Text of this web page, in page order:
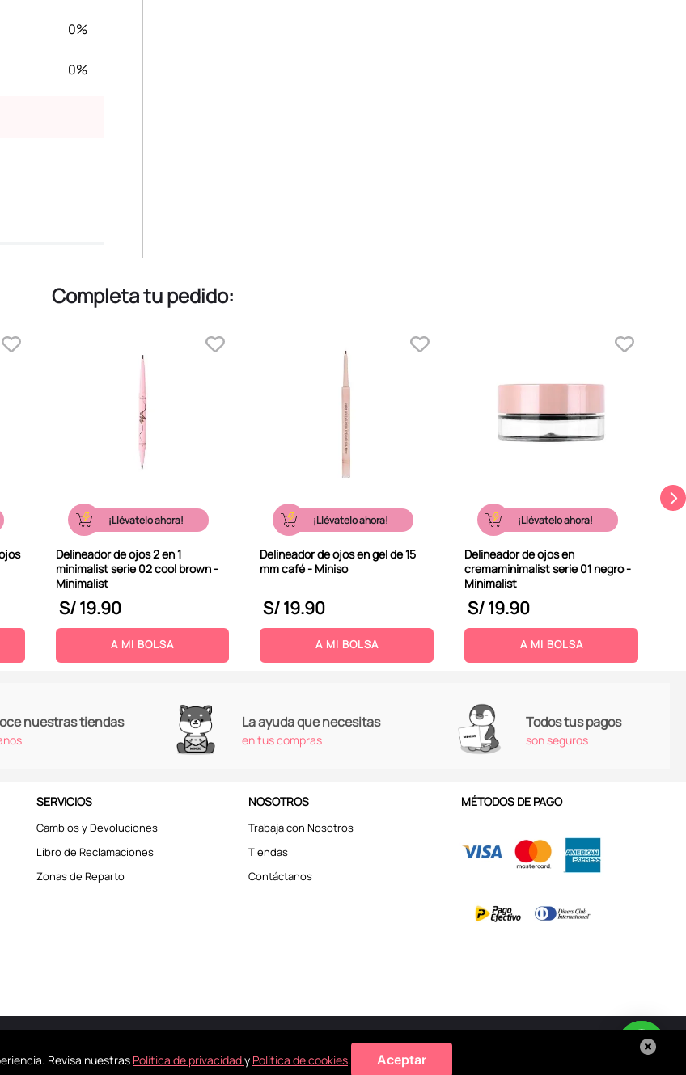
Revisa nuestras Política de privacidady Política de cookies. Aceptar
0%
0%
Completa tu pedido:
¡Llévatelo ahora!
Delineador de ojos 2 en 1
minimalist serie 02 cool brown -
Minimalist
S/19.90
A MI BOLSA
¡Llévatelo ahora!
Delineador de ojos en gel de 15
mm café - Miniso
S/19.90
A MI BOLSA
¡Llévatelo ahora!
Delineador de ojos en
cremaminimalist serie 01 negro -
Minimalist
S/19.90
A MI BOLSA
nuestras tiendas La ayuda que necesitas
en tus compras
Todos tus pagos
son seguros
SERVICIOS
Cambios y Devoluciones
Libro de Reclamaciones
Zonas de Reparto
NOSOTROS
Trabaja con Nosotros
Tiendas
Contáctanos
MÉTODOS DE PAGO
© 2025 Términos y Condiciones Aviso de Privacidad
mejorar tu experiencia. Revisa nuestraPolítica de Privacidady decookies